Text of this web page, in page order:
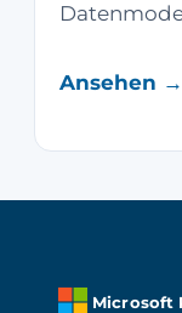
Ansehen →
Microsoft